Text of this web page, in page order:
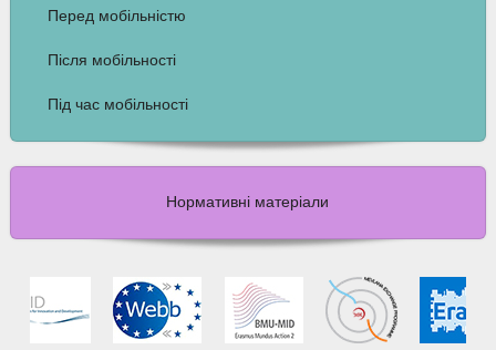
Перед мобільністю
Після мобільності
Під час мобільності
Нормативні матеріали